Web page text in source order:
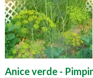
Anice verde -